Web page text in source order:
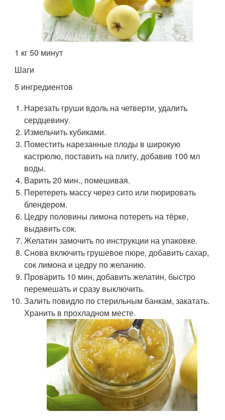
1 кг 50 минут
Шаги
5 ингредиентов
Нарезать груши вдоль на четверти, удалить
сердцевину.
Измельчить кубиками.
Поместить нарезанные плоды в широкую
кастрюлю, поставить на плиту, добавив 100 мл
воды.
Варить 20 мин., помешивая.
Перетереть массу через сито или пюрировать
блендером.
Цедру половины лимона потереть на тёрке,
выдавить сок.
Желатин замочить по инструкции на упаковке.
Снова включить грушевое пюре, добавить сахар,
сок лимона и цедру по желанию.
Проварить 10 мин, добавить желатин, быстро
перемешать и сразу выключить.
Залить повидло по стерильным банкам, закатать.
Хранить в прохладном месте.